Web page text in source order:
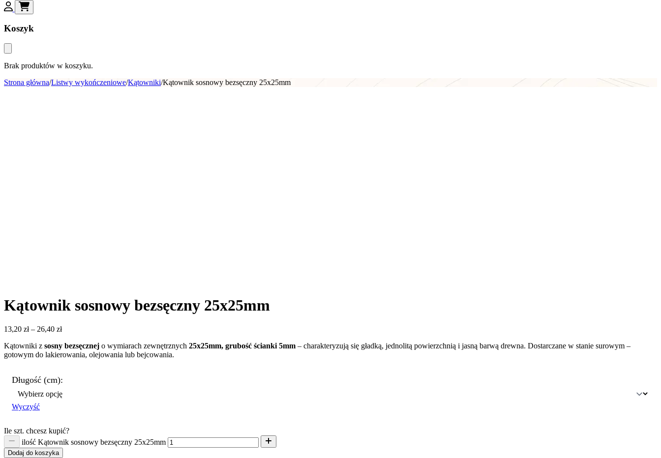
Koszyk
Brak produktów w koszyku.
Strona główna/Listwy wykończeniowe/Kątowniki/Kątownik sosnowy bezsęczny 25x25mm
Kątownik sosnowy bezsęczny 25x25mm
13,20 zł– 26,40 zł
Kątowniki z sosny bezsęcznej o wymiarach zewnętrznych 25x25mm, grubość ścianki 5mm – charakteryzują się gładką, jednolitą powierzchnią i jasną barwą drewna. Dostarczane w stanie surowym –
gotowym do lakierowania, olejowania lub bejcowania.
Długość (cm):
Wyczyść
Ile szt. chcesz kupić?
ilość Kątownik sosnowy bezsęczny 25x25mm
Dodaj do koszyka